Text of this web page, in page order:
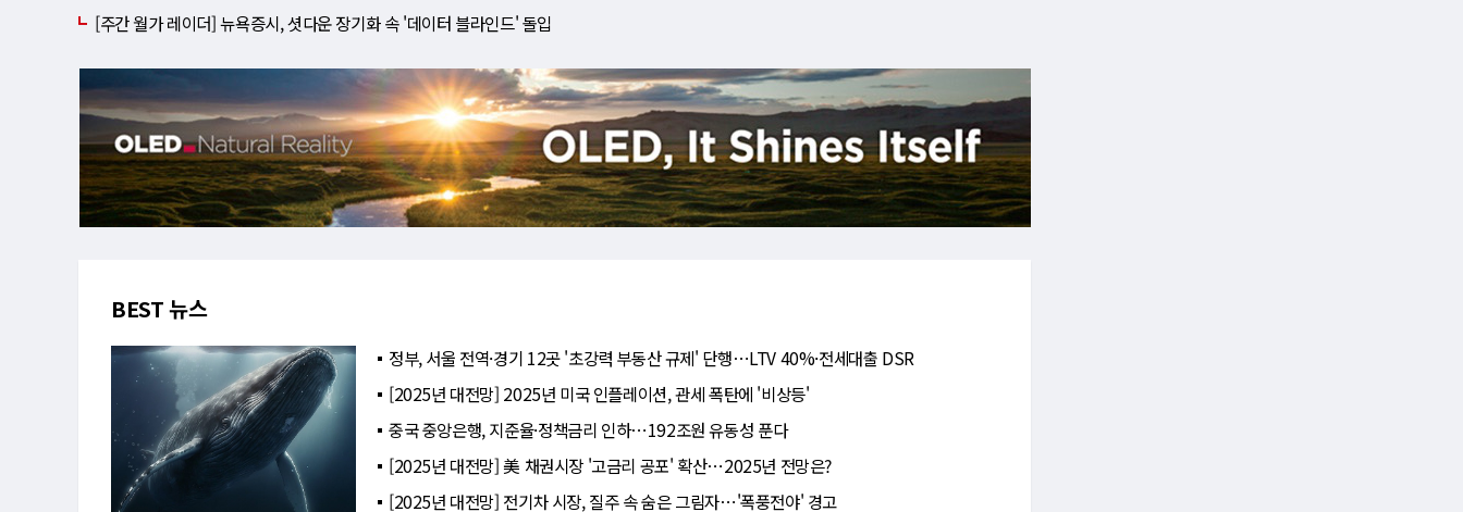
[주간 월가 레이더] 뉴욕증시, 셧다운 장기화 속 '데이터 블라인드' 돌입
BEST 뉴스
정부, 서울 전역·경기 12곳 '초강력 부동산 규제' 단행⋯LTV 40%·전세대출 DSR
[2025년 대전망] 2025년 미국 인플레이션, 관세 폭탄에 '비상등'
중국 중앙은행, 지준율·정책금리 인하⋯192조원 유동성 푼다
[2025년 대전망] 美 채권시장 '고금리 공포' 확산⋯2025년 전망은?
[2025년 대전망] 전기차 시장, 질주 속 숨은 그림자⋯'폭풍전야' 경고